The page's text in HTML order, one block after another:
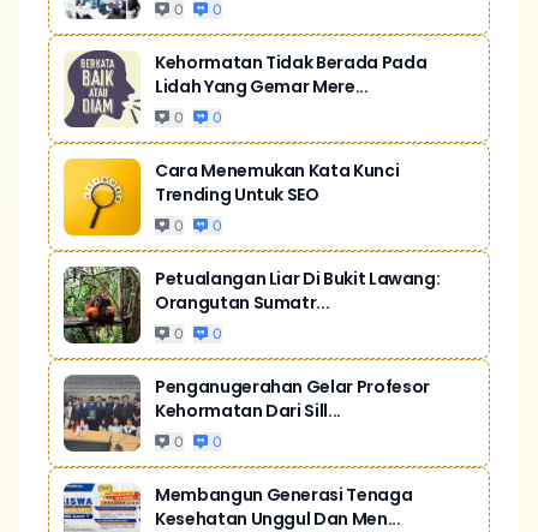
0 0
Kehormatan Tidak Berada Pada
Lidah Yang Gemar Mere...
0 0
Cara Menemukan Kata Kunci
Trending Untuk SEO
0 0
Petualangan Liar Di Bukit Lawang:
Orangutan Sumatr...
0 0
Penganugerahan Gelar Profesor
Kehormatan Dari Sill...
0 0
Membangun Generasi Tenaga
Kesehatan Unggul Dan Men...